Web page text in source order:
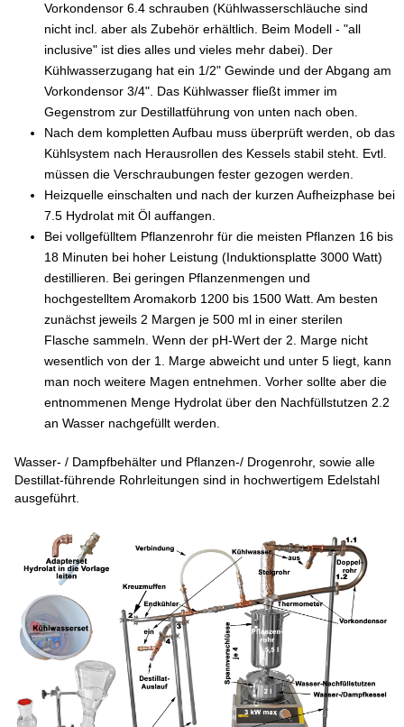
Vorkondensor 6.4 schrauben (Kühlwasserschläuche sind
nicht incl. aber als Zubehör erhältlich. Beim Modell - "all
inclusive" ist dies alles und vieles mehr dabei). Der
Kühlwasserzugang hat ein 1/2" Gewinde und der Abgang am
Vorkondensor 3/4". Das Kühlwasser fließt immer im
Gegenstrom zur Destillatführung von unten nach oben.
Nach dem kompletten Aufbau muss überprüft werden, ob das
Kühlsystem nach Herausrollen des Kessels stabil steht. Evtl.
müssen die Verschraubungen fester gezogen werden.
Heizquelle einschalten und nach der kurzen Aufheizphase bei
7.5 Hydrolat mit Öl auffangen.
Bei vollgefülltem Pflanzenrohr für die meisten Pflanzen 16 bis
18 Minuten bei hoher Leistung (Induktionsplatte 3000 Watt)
destillieren. Bei geringen Pflanzenmengen und
hochgestelltem Aromakorb 1200 bis 1500 Watt. Am besten
zunächst jeweils 2 Margen je 500 ml in einer sterilen
Flasche sammeln. Wenn der pH-Wert der 2. Marge nicht
wesentlich von der 1. Marge abweicht und unter 5 liegt, kann
man noch weitere Magen entnehmen. Vorher sollte aber die
entnommenen Menge Hydrolat über den Nachfüllstutzen 2.2
an Wasser nachgefüllt werden.
Wasser- / Dampfbehälter und Pflanzen-/ Drogenrohr, sowie alle
Destillat-führende Rohrleitungen sind in hochwertigem Edelstahl
ausgeführt.